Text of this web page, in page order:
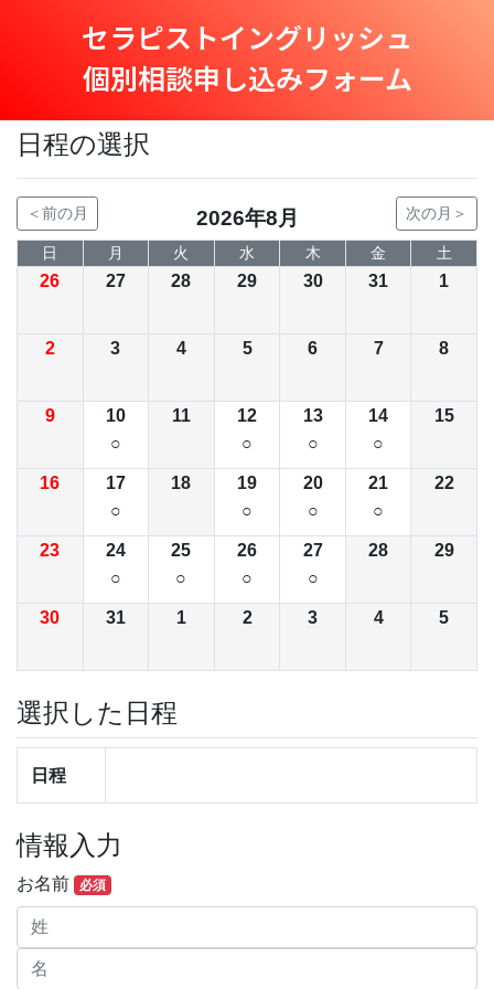
セラピストイングリッシュ
個別相談申し込みフォーム
日程の選択
＜前の月 2026年8月 次の月＞
日 月 火 水 木 金 土
26 27 28 29 30 31 1
2 3 4 5 6 7 8
9
10
○
11
12
○
13
○
14
○
15
16
17
○
18
19
○
20
○
21
○
22
23
24
○
25
○
26
○
27
○
28 29
30 31 1 2 3 4 5
選択した日程
日程
情報入力
お名前 必須